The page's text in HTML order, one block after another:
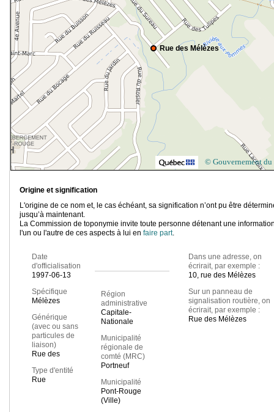
Rue des Mélèzes
© Gouvernement du
Origine et signification
L'origine de ce nom et, le cas échéant, sa signification n’ont pu être
jusqu’à maintenant.
La Commission de toponymie invite toute personne détenant une
l'un ou l'autre de ces aspects à lui en faire part.
Date
d'officialisation
1997-06-13
Spécifique
Mélèzes
Générique
(avec ou sans
particules de
liaison)
Rue des
Type d'entité
Rue
Région
administrative
Capitale-
Nationale
Municipalité
régionale de
comté (MRC)
Portneuf
Municipalité
Pont-Rouge
(Ville)
Dans une adresse, on
écrirait, par exemple :
10, rue des Mélèzes
Sur un panneau de
signalisation routière, on
écrirait, par exemple :
Rue des Mélèzes